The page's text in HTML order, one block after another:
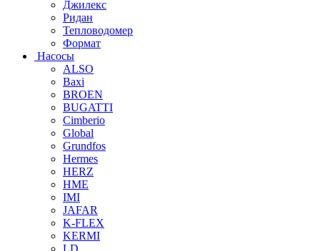
Джилекс
Ридан
Тепловодомер
Формат
Насосы
ALSO
Baxi
BROEN
BUGATTI
Cimberio
Global
Grundfos
Hermes
HERZ
HME
IMI
JAFAR
K-FLEX
KERMI
LD